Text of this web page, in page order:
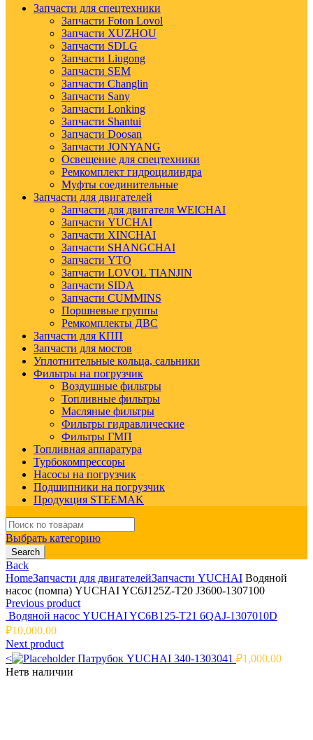
Запчасти для спецтехники
Запчасти Foton Lovol
Запчасти XUZHOU
Запчасти SDLG
Запчасти Liugong
Запчасти SEM
Запчасти Changlin
Запчасти Sany
Запчасти Lonking
Запчасти Shantui
Запчасти Doosan
Запчасти JONYANG
Освещение для спецтехники
Ремкомплект гидроцилиндра
Муфты соединительные
Запчасти для двигателей
Запчасти для двигателя WEICHAI
Запчасти YUCHAI
Запчасти XINCHAI
Запчасти SHANGCHAI
Запчасти YTO
Запчасти LOVOL TIANJIN
Запчасти SIDA
Запчасти CUMMINS
Поршневые группы
Ремкомплекты ДВС
Запчасти для КПП
Запчасти для мостов
Уплотнительные кольца, сальники
Фильтры на погрузчик
Воздушные фильтры
Топливные фильтры
Масляные фильтры
Фильтры гидравлические
Фильтры ГМП
Топливная аппаратура
Турбокомпрессоры
Насосы на погрузчик
Подшипники на погрузчик
Продукция STEEMAK
Search
for:
Выбрать категорию
Search
Back
HomeЗапчасти для двигателейЗапчасти YUCHAI Водяной
насос (помпа) YUCHAI YC6J125Z-T20 J3600-1307100
Previous product
Водяной насос YUCHAI YC6B125-T21 6QAJ-1307010D
₽10,000.00
Next product
<
Патрубок YUCHAI 340-1303041 ₽1,000.00
Нетв наличии